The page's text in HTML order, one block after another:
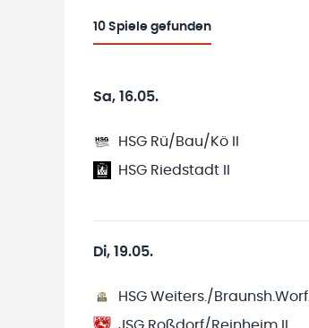
10 Spiele gefunden
Sa, 16.05.
HSG Rü/Bau/Kö II
HSG Riedstadt II
Di, 19.05.
HSG Weiters./Braunsh.Worf.